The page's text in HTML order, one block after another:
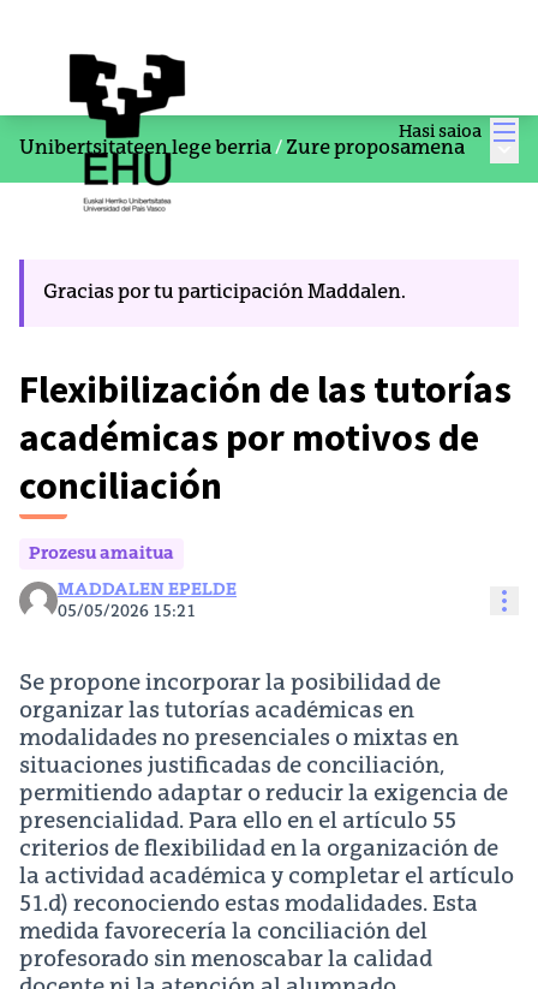
Hasi saioa
Unibertsitateen lege berria/ Zure proposamena
Gracias por tu participación Maddalen.
Flexibilización de las tutorías
académicas por motivos de
conciliación
Prozesu amaitua
MADDALEN EPELDE
05/05/2026 15:21
Se propone incorporar la posibilidad de
organizar las tutorías académicas en
modalidades no presenciales o mixtas en
situaciones justificadas de conciliación,
permitiendo adaptar o reducir la exigencia de
presencialidad. Para ello en el artículo 55
criterios de flexibilidad en la organización de
la actividad académica y completar el artículo
51.d) reconociendo estas modalidades. Esta
medida favorecería la conciliación del
profesorado sin menoscabar la calidad